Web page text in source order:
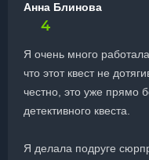
Анна Блинова
4
Я очень много
что этот квест не
честно, это уже прямо
детективного квеста.
Я делала подруге